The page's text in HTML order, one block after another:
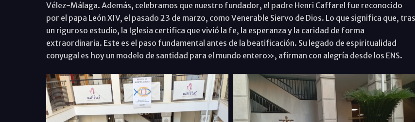
Vélez-Málaga. Además, celebramos que nuestro fundador, el padre Henri Caffarel fue reconocido
por el papa León XIV, el pasado 23 de marzo, como Venerable Siervo de Dios. Lo que significa que, tras
un riguroso estudio, la Iglesia certifica que vivió la fe, la esperanza y la caridad de forma
extraordinaria. Este es el paso fundamental antes de la beatificación. Su legado de espiritualidad
conyugal es hoy un modelo de santidad para el mundo entero», afirman con alegría desde los ENS.